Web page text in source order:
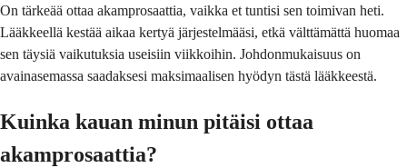
On tärkeää ottaa akamprosaattia, vaikka et tuntisi sen toimivan heti.
Lääkkeellä kestää aikaa kertyä järjestelmääsi, etkä välttämättä huomaa
sen täysiä vaikutuksia useisiin viikkoihin. Johdonmukaisuus on
avainasemassa saadaksesi maksimaalisen hyödyn tästä lääkkeestä.
Kuinka kauan minun pitäisi ottaa
akamprosaattia?